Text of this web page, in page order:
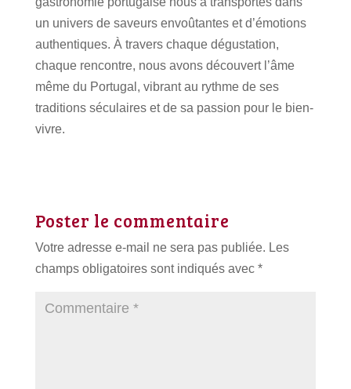
un univers de saveurs envoûtantes et d’émotions
authentiques. À travers chaque dégustation,
chaque rencontre, nous avons découvert l’âme
même du Portugal, vibrant au rythme de ses
traditions séculaires et de sa passion pour le bien-
vivre.
Poster le commentaire
Votre adresse e-mail ne sera pas publiée. Les
champs obligatoires sont indiqués avec *